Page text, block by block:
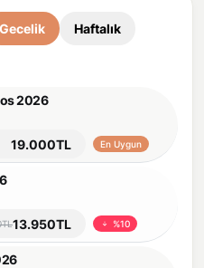
Gecelik Haftalık
2026
19.000TL En Uygun
13.950TL %10